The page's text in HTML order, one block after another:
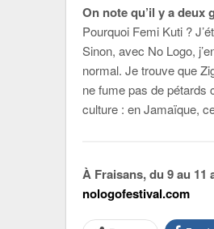
On note qu’il y a
Pourquoi Femi Kuti ?
Sinon, avec No Logo,
normal. Je trouve que
ne fume pas de pétards
culture : en Jamaïque,
À Fraisans, du 9 au 11
nologofestival.com